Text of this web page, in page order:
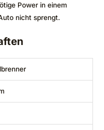
Power in einem
nicht sprengt.